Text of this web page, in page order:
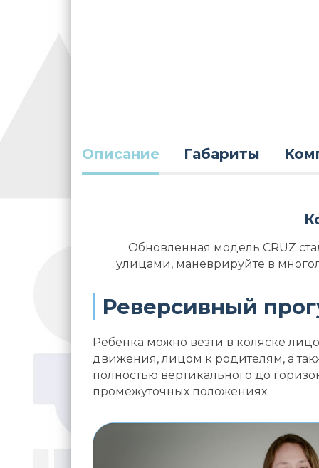
Описание Габариты
Обновленная модель CRUZ
улицами, маневрируйте в
Реверсивный
Ребенка можно везти в коляске
движения, лицом к родителям, а
полностью вертикального до
промежуточных положениях.